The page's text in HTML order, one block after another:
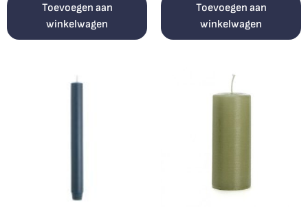
Toevoegen aan
winkelwagen
Toevoegen aan
winkelwagen